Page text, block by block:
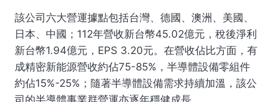
該公司六大營運據點包括台灣、德國、澳洲、美國、
日本、中國；112年營收新台幣45.02億元，稅後淨利
新台幣1.94億元，EPS 3.20元。在營收佔比方面，有
成精密新能源營收約佔75-85%，半導體設備零組件
約佔15%-25%；隨著半導體設備需求持續加溫，該公